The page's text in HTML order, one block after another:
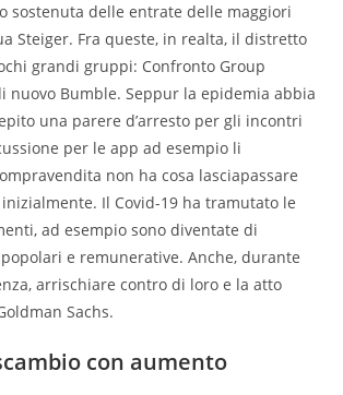
sostenuta delle entrate delle maggiori
Steiger. Fra queste, in realta, il distretto
grandi gruppi: Confronto Group
nuovo Bumble. Seppur la epidemia abbia
una parere d’arresto per gli incontri
per le app ad esempio li
non ha cosa lasciapassare
Il Covid-19 ha tramutato le
ad esempio sono diventate di
e remunerative. Anche, durante
arrischiare contro di loro e la atto
Sachs.
con aumento